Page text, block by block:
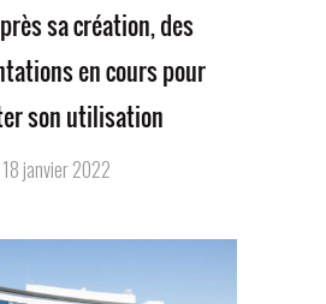
sa création, des
en cours pour
son utilisation
18 janvier 2022